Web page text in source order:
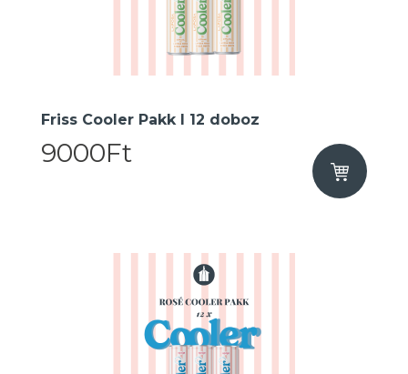
Friss Cooler Pakk I 12 doboz
9000Ft